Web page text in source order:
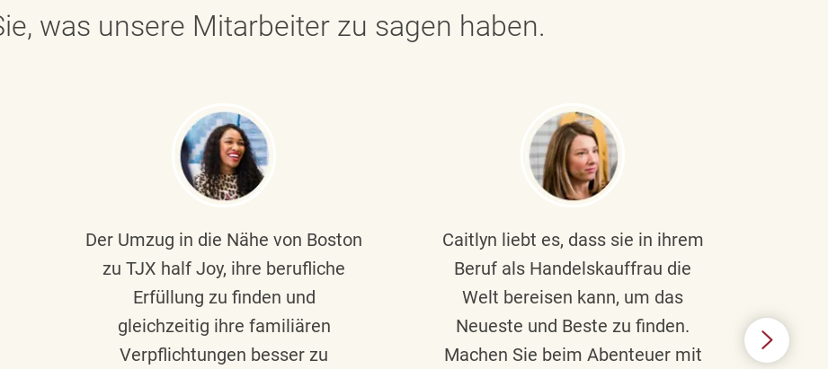
was unsere Mitarbeiter zu sagen haben.
Der Umzug in die Nähe von Boston
zu TJX half Joy, ihre berufliche
Erfüllung zu finden und
gleichzeitig ihre familiären
Verpflichtungen besser zu
Caitlyn liebt es, dass sie in ihrem
Beruf als Handelskauffrau die
Welt bereisen kann, um das
Neueste und Beste zu finden.
Machen Sie beim Abenteuer mit